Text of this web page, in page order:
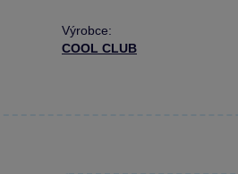
Výrobce:
COOL CLUB